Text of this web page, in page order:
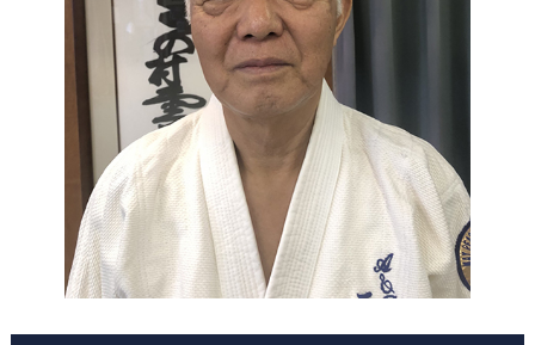
お知らせ
年間行事カレンダー
広報誌
書類ダウンロード
写真コーナー